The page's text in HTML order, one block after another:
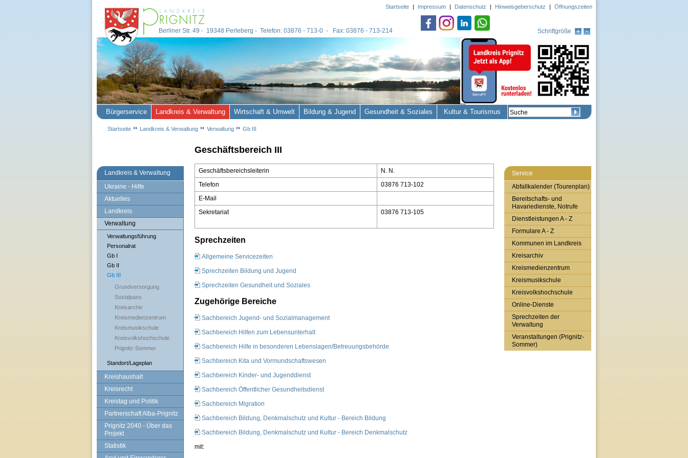
Landkreis & Verwaltung
Ukraine - Hilfe
Aktuelles
Landkreis
Verwaltung
Verwaltungsführung
Personalrat
Gb I
Gb II
Gb III
Grundversorgung
Sozialpass
Kreisarchiv
Kreismedienzentrum
Kreismusikschule
Kreisvolkshochschule
Prignitz-Sommer
Standort/Lageplan
Kreishaushalt
Kreisrecht
Kreistag und Politik
Partnerschaft Alba-Prignitz
Prignitz 2040 - Über das
Projekt
Statistik
Geschäftsbereich III
Geschäftsbereichsleiterin
N. N.
Telefon
03876 713-102
E-Mail
Sekretariat
03876 713-105
Sprechzeiten
Allgemeine Servicezeiten
Sprechzeiten Bildung und Jugend
Sprechzeiten Gesundheit und Soziales
Zugehörige Bereiche
Sachbereich Jugend- und Sozialmanagement
Sachbereich Hilfen zum Lebensunterhalt
Sachbereich Hilfe in besonderen Lebenslagen/Betreuungsbehörde
Sachbereich Kita und Vormundschaftswesen
Sachbereich Kinder- und Jugenddienst
Sachbereich Öffentlicher Gesundheitsdienst
Sachbereich Migration
Sachbereich Bildung, Denkmalschutz und Kultur - Bereich Bildung
Sachbereich Bildung, Denkmalschutz und Kultur - Bereich Denkmalschutz
mit:
Service
Abfallkalender (Tourenplan)
Bereitschafts- und
Havariedienste, Notrufe
Dienstleistungen A - Z
Formulare A - Z
Kommunen im Landkreis
Kreisarchiv
Kreismedienzentrum
Kreismusikschule
Kreisvolkshochschule
Online-Dienste
Sprechzeiten der
Verwaltung
Veranstaltungen (Prignitz-
Sommer)
Berliner Str. 49 - 19348 Perleberg - Telefon: 03876 - 713-0 - Fax: 03876 - 713-214 Schriftgröße
Startseite | Impressum | Datenschutz | Hinweisgeberschutz | Öffnungszeiten
Bürgerservice Landkreis & Verwaltung Wirtschaft & Umwelt Bildung & Jugend Gesundheit & Soziales Kultur & Tourismus
Startseite Landkreis & Verwaltung Verwaltung Gb III